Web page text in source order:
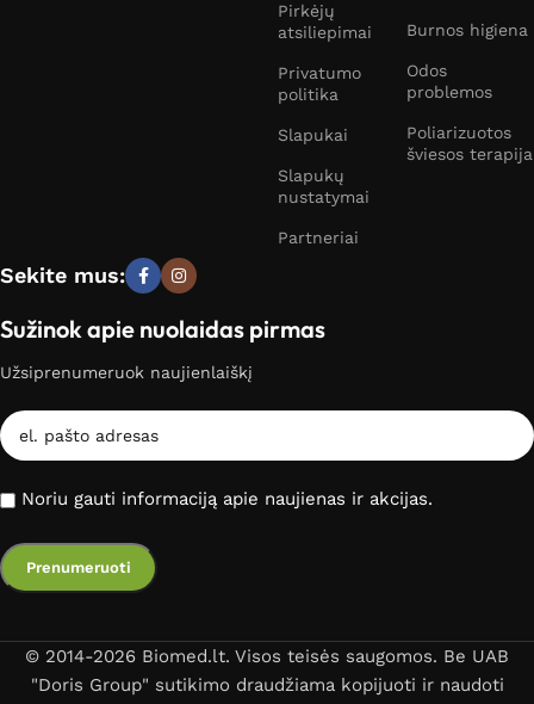
Pirkėjų
atsiliepimai
Privatumo
politika
Slapukai
Slapukų
nustatymai
Partneriai
Burnos higiena
Odos
problemos
Poliarizuotos
šviesos terapija
Sekite mus:
Sužinok apie nuolaidas pirmas
Užsiprenumeruok naujienlaiškį
Noriu gauti informaciją apie naujienas ir akcijas.
© 2014-2026 Biomed.lt. Visos teisės saugomos. Be UAB
"Doris Group" sutikimo draudžiama kopijuoti ir naudoti